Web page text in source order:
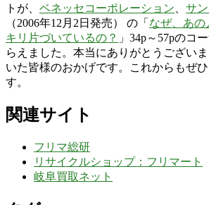
トが、 ベネッセコーポレーション
サ
（2006年12月2日発売） の「 なぜ、あの
キリ片づいているの？ 」34p～57pのコ
らえました。本当にありがとうござい
いた皆様のおかげです。これからもぜ
す。
関連サイト
フリマ総研
リサイクルショップ：フリマート
岐阜買取ネット